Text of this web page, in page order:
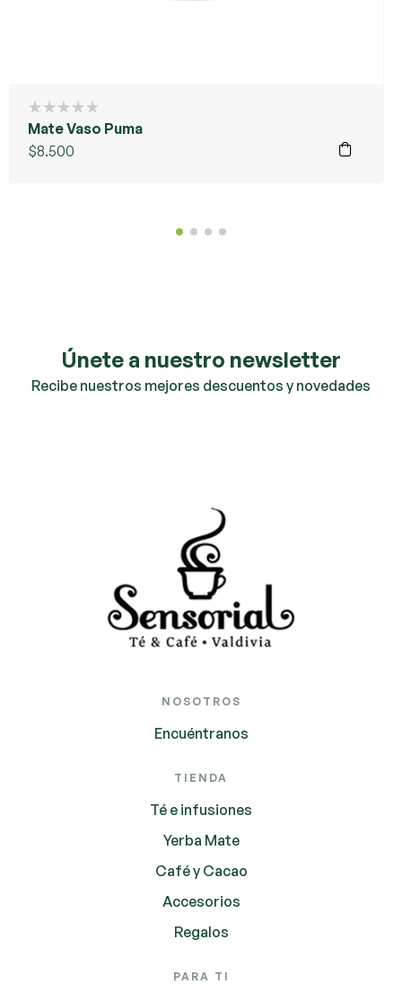
Mate Vaso Puma
$8.500
Únete a nuestro newsletter
Recibe nuestros mejores descuentos y novedades
NOSOTROS
Encuéntranos
TIENDA
Té e infusiones
Yerba Mate
Café y Cacao
Accesorios
Regalos
PARA TI